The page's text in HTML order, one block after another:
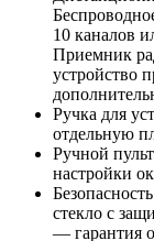
10 каналов
Приемник
устройство
Ручка для
отдельную
Ручной
настройки
стекло с
— гарантия